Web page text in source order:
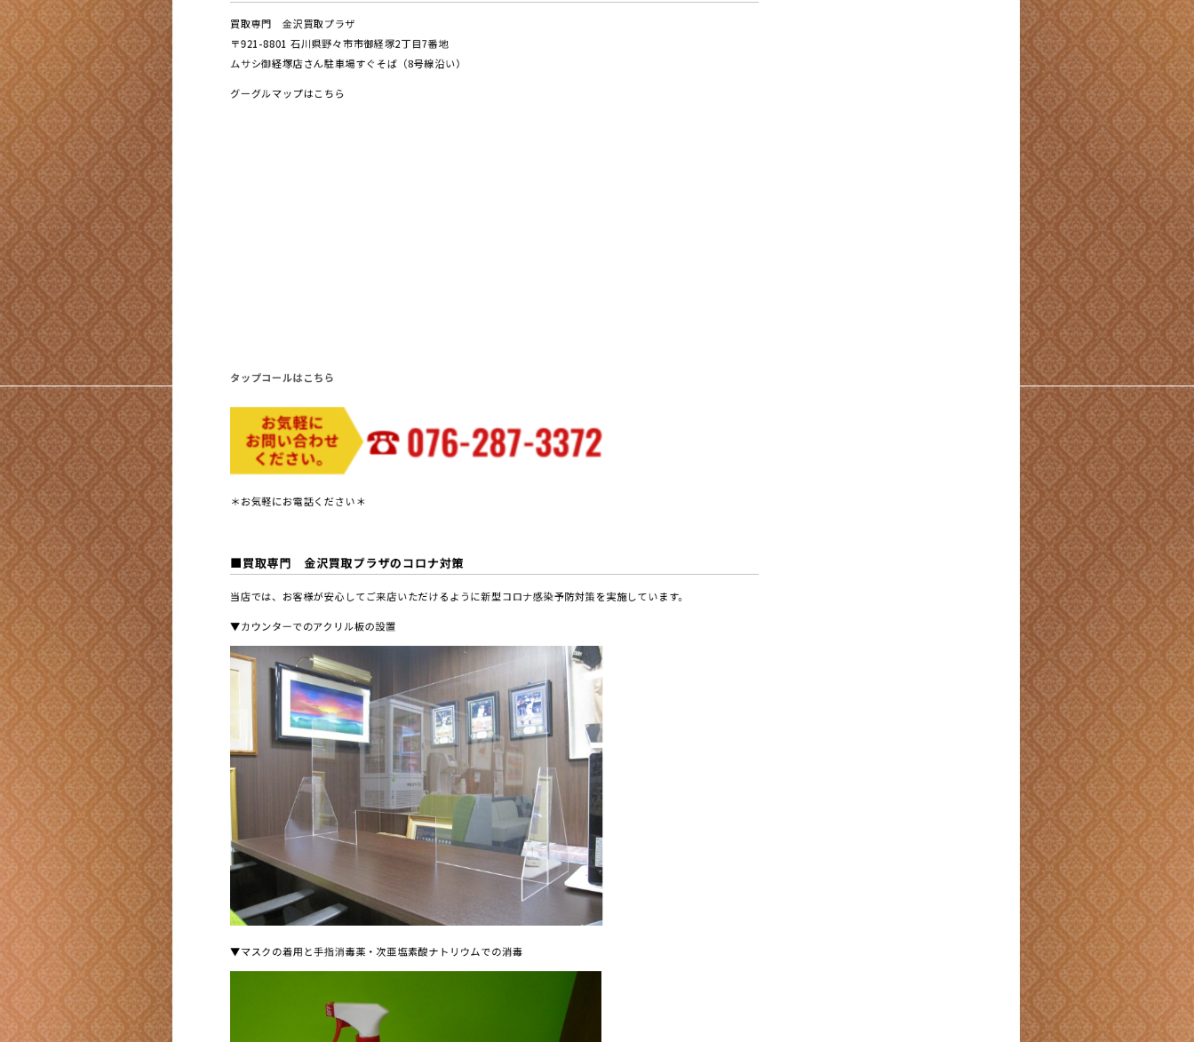
買取専門 金沢買取プラザ
〒921-8801 ⽯川県野々市市御経塚2丁⽬7番地
ムサシ御経塚店さん駐車場すぐそば（8号線沿い）
グーグルマップはこちら
タップコールはこちら
＊お気軽にお電話ください＊
■買取専門 金沢買取プラザのコロナ対策
当店では、お客様が安心してご来店いただけるように新型コロナ感染予防対策を実施しています。
▼カウンターでのアクリル板の設置
▼マスクの着用と手指消毒薬・次亜塩素酸ナトリウムでの消毒